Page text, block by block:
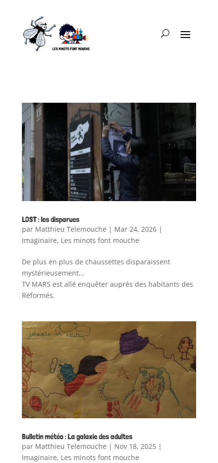
LOST : les disparues
par Matthieu Telemouche | Mar 24, 2026|
Imaginaire, Les minots font mouche
De plus en plus de chaussettes disparaissent
mystérieusement…
TV MARS est allé enquêter auprès des habitants des
Réformés.
Bulletin météo : La galaxie des adultes
par Matthieu Telemouche | Nov 18, 2025|
Imaginaire, Les minots font mouche